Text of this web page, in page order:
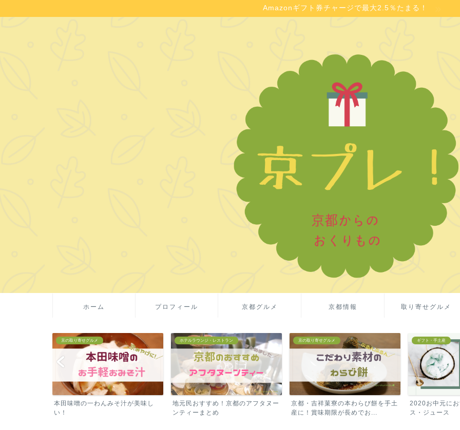
Amazonギフト券チャージで最大2.5％たまる！
ホーム プロフィール 京都グルメ 京都情報 取り寄せグルメ
わんみそ汁が美味し
ホテルラウンジ・レストラン
地元民おすすめ！京都のアフタヌー
京の取り寄せグルメ
京都・吉祥菓寮の本わらび餅を手土
産に！賞味期限が長めでお...
ギフト・手土産
2020お中元におすすめ！高級アイ
ス・ジュース
ギフ